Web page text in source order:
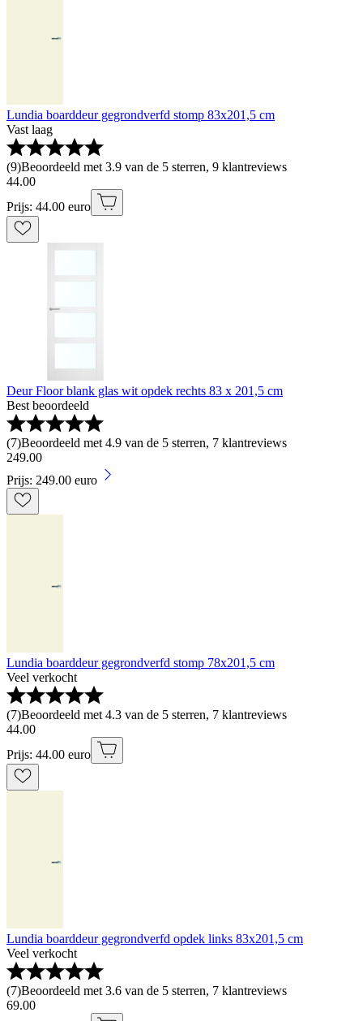
Lundia boarddeur gegrondverfd stomp 83x201,5 cm
Vast laag
(9)Beoordeeld met 3.9 van de 5 sterren, 9 klantreviews
44.00
Prijs: 44.00 euro
Deur Floor blank glas wit opdek rechts 83 x 201,5 cm
Best beoordeeld
(7)Beoordeeld met 4.9 van de 5 sterren, 7 klantreviews
249.00
Prijs: 249.00 euro
Lundia boarddeur gegrondverfd stomp 78x201,5 cm
Veel verkocht
(7)Beoordeeld met 4.3 van de 5 sterren, 7 klantreviews
44.00
Prijs: 44.00 euro
Lundia boarddeur gegrondverfd opdek links 83x201,5 cm
Veel verkocht
(7)Beoordeeld met 3.6 van de 5 sterren, 7 klantreviews
69.00